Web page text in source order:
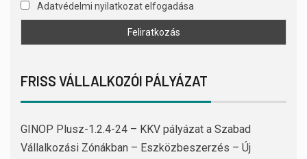
Adatvédelmi nyilatkozat elfogadása
FRISS VÁLLALKOZÓI PÁLYÁZAT
GINOP Plusz-1.2.4-24 – KKV pályázat a Szabad
Vállalkozási Zónákban – Eszközbeszerzés – Új